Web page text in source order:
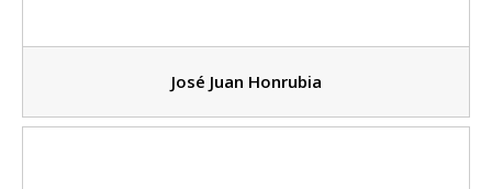
José Juan Honrubia